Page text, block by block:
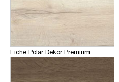
Eiche Polar Dekor Premium